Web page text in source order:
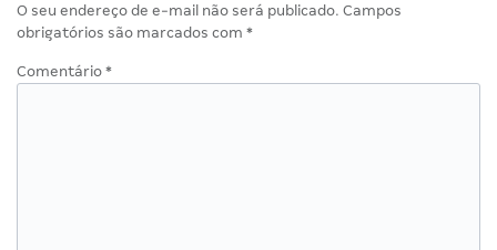
O seu endereço de e-mail não será publicado. Campos
obrigatórios são marcados com *
Comentário *